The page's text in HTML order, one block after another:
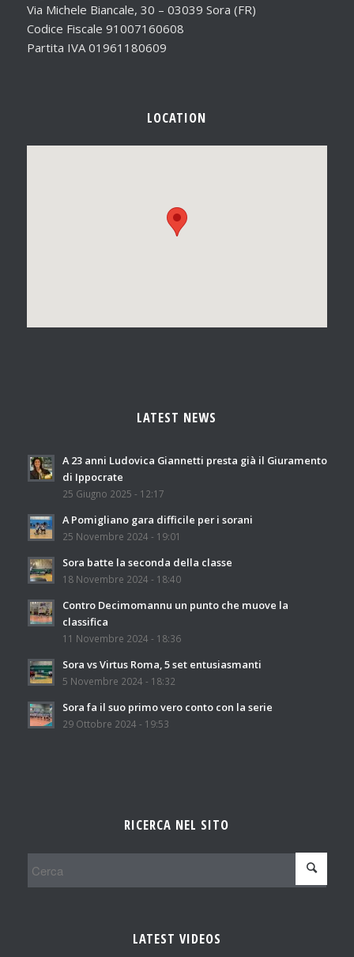
Via Michele Biancale, 30 – 03039 Sora (FR)
Codice Fiscale 91007160608
Partita IVA 01961180609
LOCATION
LATEST NEWS
A 23 anni Ludovica Giannetti presta già il Giuramento
di Ippocrate
25 Giugno 2025 - 12:17
A Pomigliano gara difficile per i sorani
25 Novembre 2024 - 19:01
Sora batte la seconda della classe
18 Novembre 2024 - 18:40
Contro Decimomannu un punto che muove la
classifica
11 Novembre 2024 - 18:36
Sora vs Virtus Roma, 5 set entusiasmanti
5 Novembre 2024 - 18:32
Sora fa il suo primo vero conto con la serie
29 Ottobre 2024 - 19:53
RICERCA NEL SITO
LATEST VIDEOS